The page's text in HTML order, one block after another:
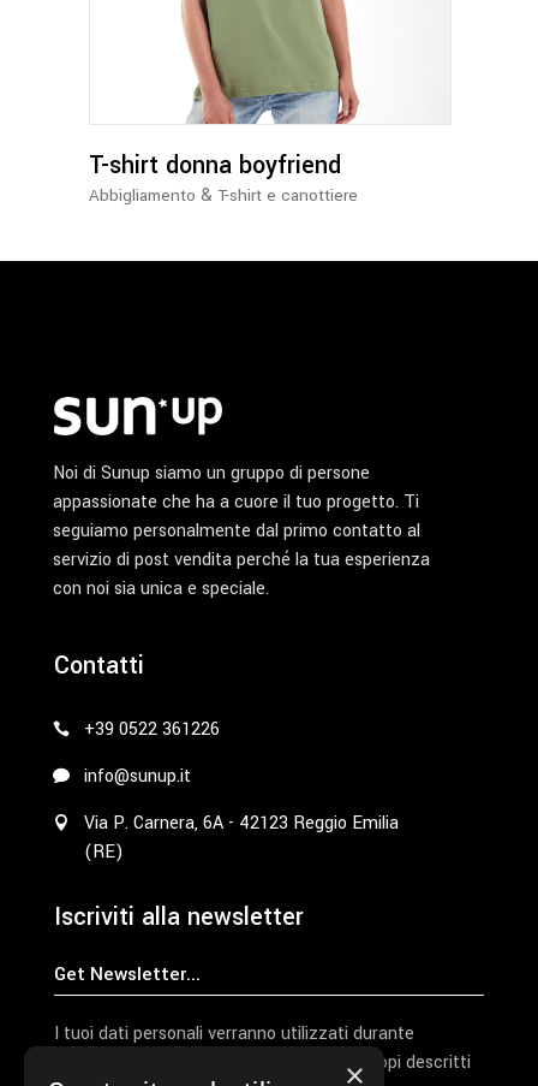
Le
opzioni
possono
essere
T-shirt donna boyfriend
Abbigliamento & T-shirt e canottiere
Noi di Sunup siamo un gruppo di persone
appassionate che ha a cuore il tuo progetto. Ti
seguiamo personalmente dal primo contatto al
servizio di post vendita perché la tua esperienza
con noi sia unica e speciale.
Contatti
+39 0522 361226
info@sunup.it
Via P. Carnera, 6A - 42123 Reggio Emilia
(RE)
Iscriviti alla newsletter
I tuoi dati personali verranno utilizzati durante
l'elaborazione della richiesta e per altri scopi descritti
×